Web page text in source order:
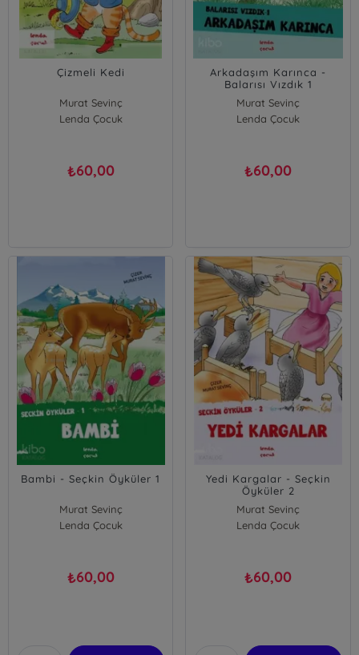
Çizmeli Kedi
Murat Sevinç
Lenda Çocuk
₺60,00
Arkadaşım Karınca -
Balarısı Vızdık 1
Murat Sevinç
Lenda Çocuk
₺60,00
Bambi - Seçkin Öyküler 1
Murat Sevinç
Lenda Çocuk
₺60,00
Yedi Kargalar - Seçkin
Öyküler 2
Murat Sevinç
Lenda Çocuk
₺60,00